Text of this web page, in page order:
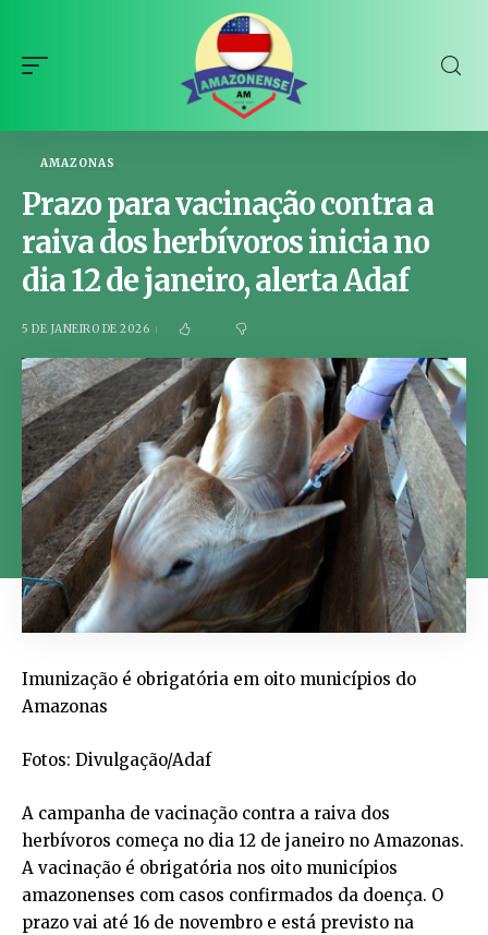
AMAZONAS
Prazo para vacinação contra a
raiva dos herbívoros inicia no
dia 12 de janeiro, alerta Adaf
5 DE JANEIRO DE 2026
Imunização é obrigatória em oito municípios do
Amazonas
Fotos: Divulgação/Adaf
A campanha de vacinação contra a raiva dos
herbívoros começa no dia 12 de janeiro no Amazonas.
A vacinação é obrigatória nos oito municípios
amazonenses com casos confirmados da doença. O
prazo vai até 16 de novembro e está previsto na